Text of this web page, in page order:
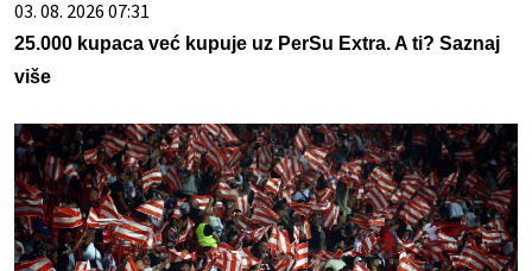
03. 08. 2026 07:31
25.000 kupaca već kupuje uz PerSu Extra. A ti? Saznaj
više